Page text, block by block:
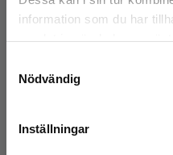
information som du har
Nödvändig
Inställningar
Det verkar som att du
studentlitteratur.se via
Vi erbjuder inte
att kunna slutföra ett
Litteratur och
338 krinkl. moms